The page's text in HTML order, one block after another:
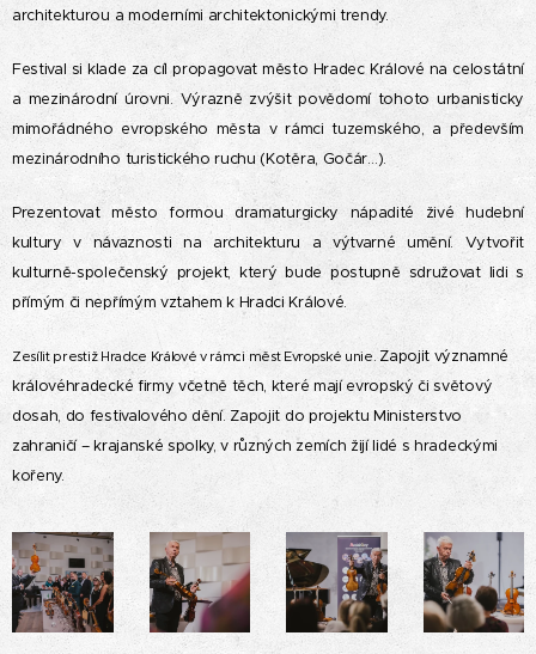
architekturou a moderními architektonickými trendy.
Festival si klade za cíl propagovat město Hradec Králové na celostátní
a mezinárodní úrovni. Výrazně zvýšit povědomí tohoto urbanisticky
mimořádného evropského města v rámci tuzemského, a především
mezinárodního turistického ruchu (Kotěra, Gočár…).
Prezentovat město formou dramaturgicky nápadité živé hudební
kultury v návaznosti na architekturu a výtvarné umění. Vytvořit
kulturně-společenský projekt, který bude postupně sdružovat lidi s
přímým či nepřímým vztahem k Hradci Králové.
Zesílit prestiž Hradce Králové v rámci měst Evropské unie. Zapojit významné
královéhradecké firmy včetně těch, které mají evropský či světový
dosah, do festivalového dění. Zapojit do projektu Ministerstvo
zahraničí – krajanské spolky, v různých zemích žijí lidé s hradeckými
kořeny.